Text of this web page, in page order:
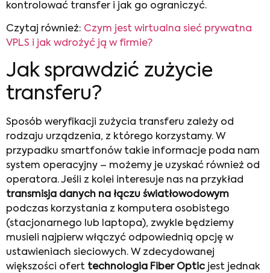
kontrolować transfer i jak go ograniczyć.
Czytaj również: Czym jest wirtualna sieć prywatna
VPLS i jak wdrożyć ją w firmie?
Jak sprawdzić zużycie
transferu?
Sposób weryfikacji zużycia transferu zależy od
rodzaju urządzenia, z którego korzystamy. W
przypadku smartfonów takie informacje poda nam
system operacyjny – możemy je uzyskać również od
operatora. Jeśli z kolei interesuje nas na przykład
transmisja danych na łączu światłowodowym
podczas korzystania z komputera osobistego
(stacjonarnego lub laptopa), zwykle będziemy
musieli najpierw włączyć odpowiednią opcję w
ustawieniach sieciowych. W zdecydowanej
większości ofert technologia Fiber Optic jest jednak